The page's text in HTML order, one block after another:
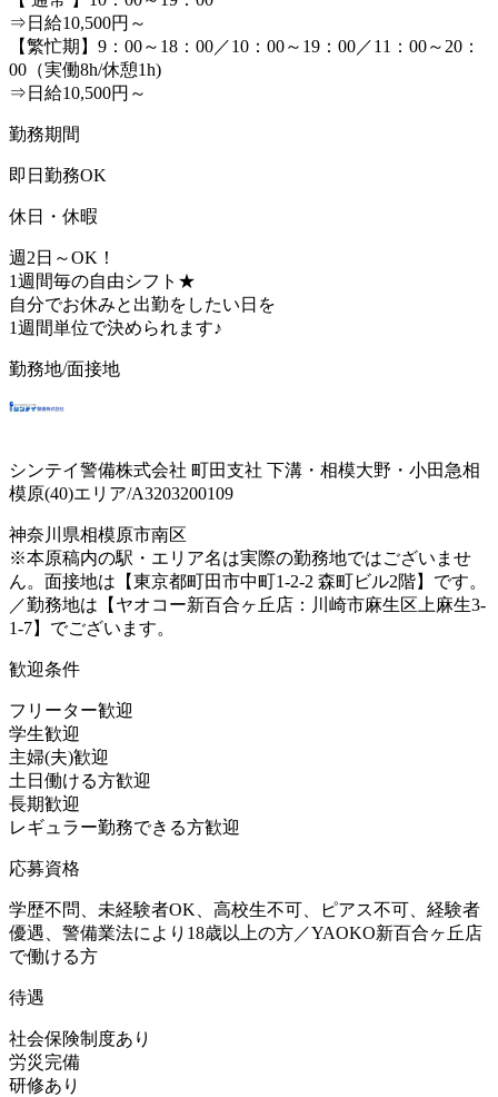
⇒日給10,500円～
【繁忙期】9：00～18：00／10：00～19：00／11：00～20：
00（実働8h/休憩1h)
⇒日給10,500円～
勤務期間
即日勤務OK
休日・休暇
週2日～OK！
1週間毎の自由シフト★
自分でお休みと出勤をしたい日を
1週間単位で決められます♪
勤務地/面接地
シンテイ警備株式会社 町田支社 下溝・相模大野・小田急相
模原(40)エリア/A3203200109
神奈川県相模原市南区
※本原稿内の駅・エリア名は実際の勤務地ではございませ
ん。面接地は【東京都町田市中町1-2-2 森町ビル2階】です。
／勤務地は【ヤオコー新百合ヶ丘店：川崎市麻生区上麻生3-
1-7】でございます。
歓迎条件
フリーター歓迎
学生歓迎
主婦(夫)歓迎
土日働ける方歓迎
長期歓迎
レギュラー勤務できる方歓迎
応募資格
学歴不問、未経験者OK、高校生不可、ピアス不可、経験者
優遇、警備業法により18歳以上の方／YAOKO新百合ヶ丘店
で働ける方
待遇
社会保険制度あり
労災完備
研修あり